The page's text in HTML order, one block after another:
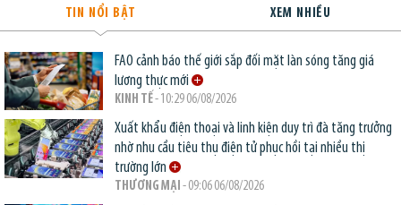
TIN NỔI BẬT XEM NHIỀU
FAO cảnh báo thế giới sắp đối mặt làn sóng tăng giá
lương thực mới
KINH TẾ- 10:29 06/08/2026
Xuất khẩu điện thoại và linh kiện duy trì đà tăng trưởng
nhờ nhu cầu tiêu thụ điện tử phục hồi tại nhiều thị
trường lớn
THƯƠNG MẠI - 09:06 06/08/2026